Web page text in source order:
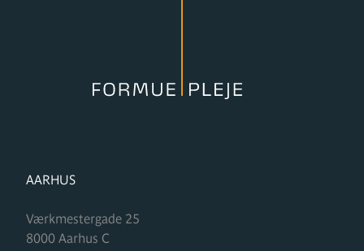
FORMUPLEJE
AARHUS
Værkmestergade 25
8000 Aarhus C